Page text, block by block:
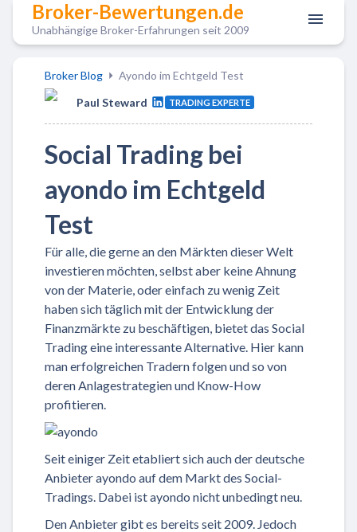
Broker-Bewertungen.de
Unabhängige Broker-Erfahrungen seit 2009
Broker Blog Ayondo im Echtgeld Test
Paul Steward TRADING EXPERTE
Social Trading bei
ayondo im Echtgeld
Test
Für alle, die gerne an den Märkten dieser Welt
investieren möchten, selbst aber keine Ahnung
von der Materie, oder einfach zu wenig Zeit
haben sich täglich mit der Entwicklung der
Finanzmärkte zu beschäftigen, bietet das Social
Trading eine interessante Alternative. Hier kann
man erfolgreichen Tradern folgen und so von
deren Anlagestrategien und Know-How
profitieren.
Seit einiger Zeit etabliert sich auch der deutsche
Anbieter ayondo auf dem Markt des Social-
Tradings. Dabei ist ayondo nicht unbedingt neu.
Den Anbieter gibt es bereits seit 2009. Jedoch